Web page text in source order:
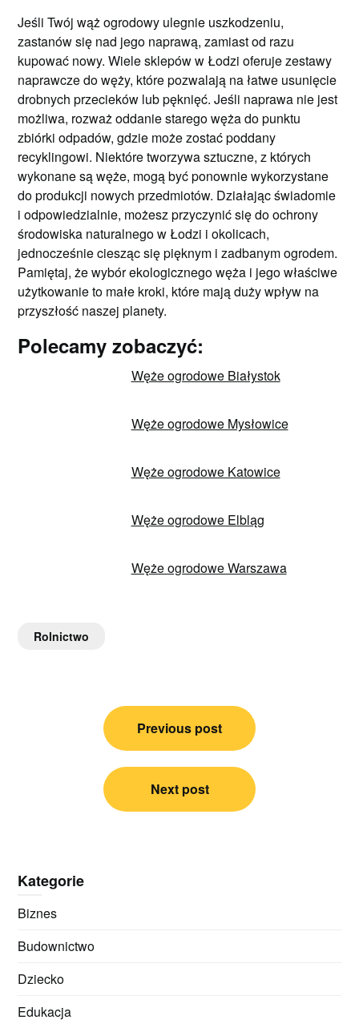
Jeśli Twój wąż ogrodowy ulegnie uszkodzeniu,
zastanów się nad jego naprawą, zamiast od razu
kupować nowy. Wiele sklepów w Łodzi oferuje zestawy
naprawcze do węży, które pozwalają na łatwe usunięcie
drobnych przecieków lub pęknięć. Jeśli naprawa nie jest
możliwa, rozważ oddanie starego węża do punktu
zbiórki odpadów, gdzie może zostać poddany
recyklingowi. Niektóre tworzywa sztuczne, z których
wykonane są węże, mogą być ponownie wykorzystane
do produkcji nowych przedmiotów. Działając świadomie
i odpowiedzialnie, możesz przyczynić się do ochrony
środowiska naturalnego w Łodzi i okolicach,
jednocześnie ciesząc się pięknym i zadbanym ogrodem.
Pamiętaj, że wybór ekologicznego węża i jego właściwe
użytkowanie to małe kroki, które mają duży wpływ na
przyszłość naszej planety.
Polecamy zobaczyć:
Węże ogrodowe Białystok
Węże ogrodowe Mysłowice
Węże ogrodowe Katowice
Węże ogrodowe Elbląg
Węże ogrodowe Warszawa
Rolnictwo
Nawigacja
Previous post
Next post
Kategorie
Biznes
Budownictwo
Dziecko
Edukacja